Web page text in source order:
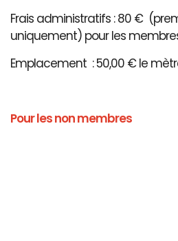
Frais administratifs : 80 €
uniquement) pour les
Emplacement : 50,00 € le
Pour les non membres